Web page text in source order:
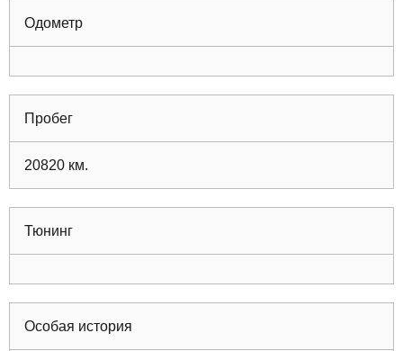
Одометр
Пробег
20820 км.
Тюнинг
Особая история